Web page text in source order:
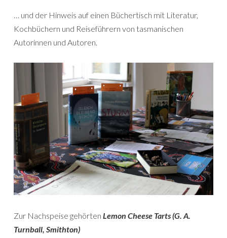
… und der Hinweis auf einen Büchertisch mit Literatur,
Kochbüchern und Reiseführern von tasmanischen
Autorinnen und Autoren.
Zur Nachspeise gehörten Lemon Cheese Tarts (G. A.
Turnball, Smithton)